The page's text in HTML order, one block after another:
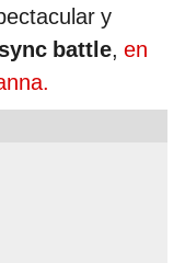
y
battle, en